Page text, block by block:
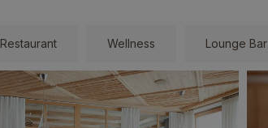
Restaurant Wellness Lounge Bar